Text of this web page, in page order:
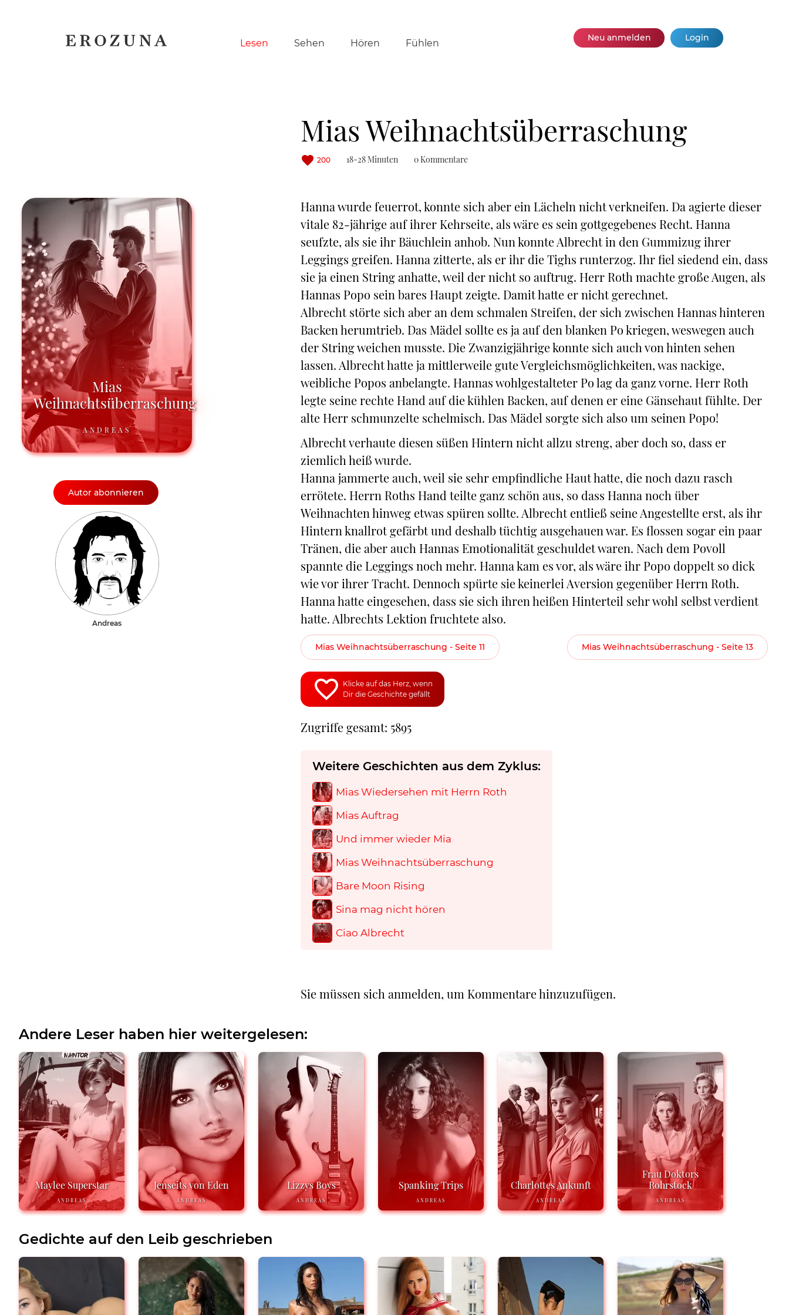
Navigation
Lesen Sehen Hören Fühlen Neu anmelden Login
Mias Weihnachtsüberraschung
200 18-28 Minuten 0 Kommentare
Mias
Weihnachtsüberraschung
ANDREAS
Autor abonnieren
Andreas
Hanna wurde feuerrot, konnte sich aber ein Lächeln nicht verkneifen. Da agierte dieser
vitale 82-jährige auf ihrer Kehrseite, als wäre es sein gottgegebenes Recht. Hanna
seufzte, als sie ihr Bäuchlein anhob. Nun konnte Albrecht in den Gummizug ihrer
Leggings greifen. Hanna zitterte, als er ihr die Tighs runterzog. Ihr fiel siedend ein, dass
sie ja einen String anhatte, weil der nicht so auftrug. Herr Roth machte große Augen, als
Hannas Popo sein bares Haupt zeigte. Damit hatte er nicht gerechnet.
Albrecht störte sich aber an dem schmalen Streifen, der sich zwischen Hannas hinteren
Backen herumtrieb. Das Mädel sollte es ja auf den blanken Po kriegen, weswegen auch
der String weichen musste. Die Zwanzigjährige konnte sich auch von hinten sehen
lassen. Albrecht hatte ja mittlerweile gute Vergleichsmöglichkeiten, was nackige,
weibliche Popos anbelangte. Hannas wohlgestalteter Po lag da ganz vorne. Herr Roth
legte seine rechte Hand auf die kühlen Backen, auf denen er eine Gänsehaut fühlte. Der
alte Herr schmunzelte schelmisch. Das Mädel sorgte sich also um seinen Popo!
Albrecht verhaute diesen süßen Hintern nicht allzu streng, aber doch so, dass er
ziemlich heiß wurde.
Hanna jammerte auch, weil sie sehr empfindliche Haut hatte, die noch dazu rasch
errötete. Herrn Roths Hand teilte ganz schön aus, so dass Hanna noch über
Weihnachten hinweg etwas spüren sollte. Albrecht entließ seine Angestellte erst, als ihr
Hintern knallrot gefärbt und deshalb tüchtig ausgehauen war. Es flossen sogar ein paar
Tränen, die aber auch Hannas Emotionalität geschuldet waren. Nach dem Povoll
spannte die Leggings noch mehr. Hanna kam es vor, als wäre ihr Popo doppelt so dick
wie vor ihrer Tracht. Dennoch spürte sie keinerlei Aversion gegenüber Herrn Roth.
Hanna hatte eingesehen, dass sie sich ihren heißen Hinterteil sehr wohl selbst verdient
hatte. Albrechts Lektion fruchtete also.
Mias Weihnachtsüberraschung - Seite 13
Mias Weihnachtsüberraschung - Seite 11
Klicke auf das Herz, wenn
Dir die Geschichte gefällt
Zugriffe gesamt: 5895
Weitere Geschichten aus dem Zyklus:
Mias Wiedersehen mit Herrn Roth
Mias Auftrag
Und immer wieder Mia
Mias Weihnachtsüberraschung
Bare Moon Rising
Sina mag nicht hören
Ciao Albrecht
Sie müssen sich anmelden, um Kommentare hinzuzufügen.
Andere Leser haben hier weitergelesen:
Maylee Superstar
ANDREAS
Jenseits von Eden
ANDREAS
Lizzys Boys
ANDREAS
Spanking Trips
ANDREAS
Charlottes Ankunft
ANDREAS
Frau Doktors
Rohrstock
ANDREAS
Gedichte auf den Leib geschrieben